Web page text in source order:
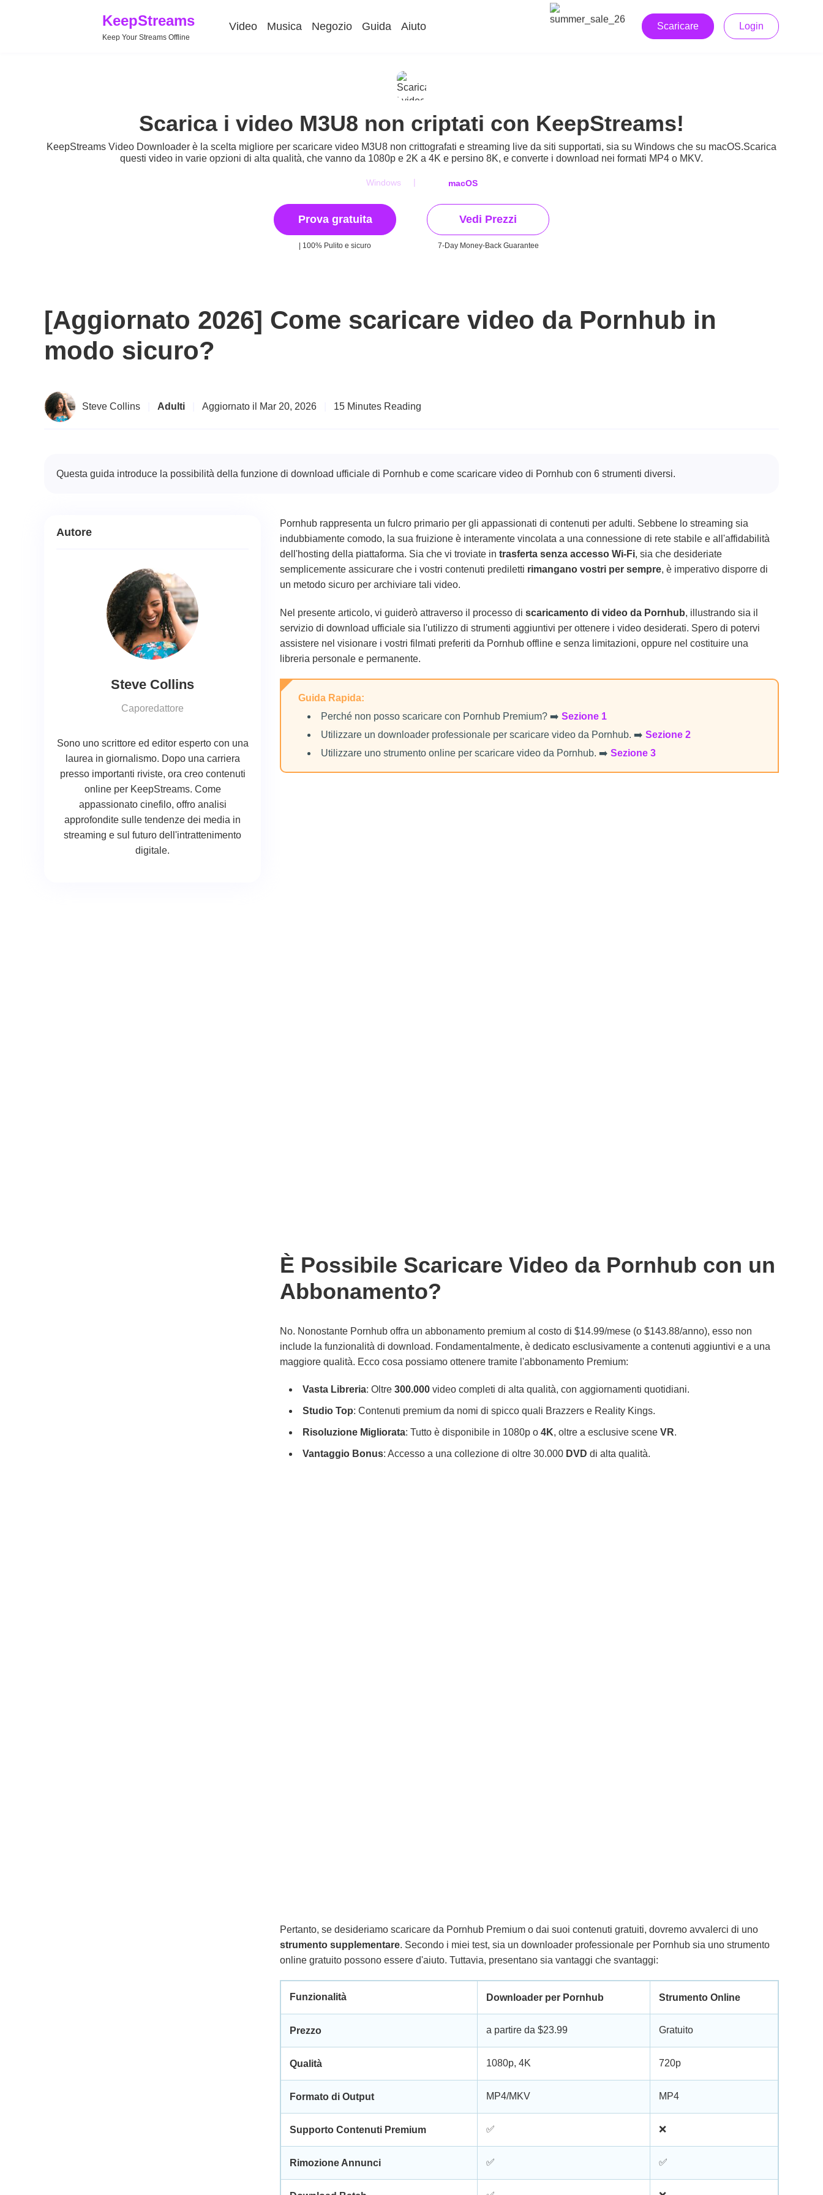
KeepStreams
Keep Your Streams Offline
Video Musica Negozio Guida Aiuto Scaricare Login
Scarica i video M3U8 non criptati con KeepStreams!
KeepStreams Video Downloader è la scelta migliore per scaricare video M3U8 non crittografati e streaming live da siti supportati, sia su Windows che su macOS.Scarica
questi video in varie opzioni di alta qualità, che vanno da 1080p e 2K a 4K e persino 8K, e converte i download nei formati MP4 o MKV.
Windows | macOS
Prova gratuita
| 100% Pulito e sicuro
Vedi Prezzi
7-Day Money-Back Guarantee
[Aggiornato 2026] Come scaricare video da Pornhub in
modo sicuro?
Steve Collins Adulti Aggiornato il Mar 20, 2026 15 Minutes Reading
Questa guida introduce la possibilità della funzione di download ufficiale di Pornhub e come scaricare video di Pornhub con 6 strumenti diversi.
Pornhub rappresenta un fulcro primario per gli appassionati di contenuti per adulti. Sebbene lo streaming sia
indubbiamente comodo, la sua fruizione è interamente vincolata a una connessione di rete stabile e all'affidabilità
dell'hosting della piattaforma. Sia che vi troviate in trasferta senza accesso Wi-Fi, sia che desideriate
semplicemente assicurare che i vostri contenuti prediletti rimangano vostri per sempre, è imperativo disporre di
un metodo sicuro per archiviare tali video.
Nel presente articolo, vi guiderò attraverso il processo di scaricamento di video da Pornhub, illustrando sia il
servizio di download ufficiale sia l'utilizzo di strumenti aggiuntivi per ottenere i video desiderati. Spero di potervi
assistere nel visionare i vostri filmati preferiti da Pornhub offline e senza limitazioni, oppure nel costituire una
libreria personale e permanente.
Guida Rapida:
Perché non posso scaricare con Pornhub Premium? ➡️ Sezione 1
Utilizzare un downloader professionale per scaricare video da Pornhub. ➡️ Sezione 2
Utilizzare uno strumento online per scaricare video da Pornhub. ➡️ Sezione 3
È Possibile Scaricare Video da Pornhub con un
Abbonamento?
No. Nonostante Pornhub offra un abbonamento premium al costo di $14.99/mese (o $143.88/anno), esso non
include la funzionalità di download. Fondamentalmente, è dedicato esclusivamente a contenuti aggiuntivi e a una
maggiore qualità. Ecco cosa possiamo ottenere tramite l'abbonamento Premium:
Vasta Libreria: Oltre 300.000 video completi di alta qualità, con aggiornamenti quotidiani.
Studio Top: Contenuti premium da nomi di spicco quali Brazzers e Reality Kings.
Risoluzione Migliorata: Tutto è disponibile in 1080p o 4K, oltre a esclusive scene VR.
Vantaggio Bonus: Accesso a una collezione di oltre 30.000 DVD di alta qualità.
Pertanto, se desideriamo scaricare da Pornhub Premium o dai suoi contenuti gratuiti, dovremo avvalerci di uno
strumento supplementare. Secondo i miei test, sia un downloader professionale per Pornhub sia uno strumento
online gratuito possono essere d'aiuto. Tuttavia, presentano sia vantaggi che svantaggi:
Funzionalità Downloader per Pornhub Strumento Online
Prezzo a partire da $23.99 Gratuito
Qualità 1080p, 4K 720p
Formato di Output MP4/MKV MP4
Supporto Contenuti Premium ✅ ❌
Rimozione Annunci ✅ ✅
Autore
Steve Collins
Caporedattore
Sono uno scrittore ed editor esperto con una
laurea in giornalismo. Dopo una carriera
presso importanti riviste, ora creo contenuti
online per KeepStreams. Come
appassionato cinefilo, offro analisi
approfondite sulle tendenze dei media in
streaming e sul futuro dell'intrattenimento
digitale.